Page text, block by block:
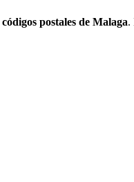
códigos postales de Malaga.